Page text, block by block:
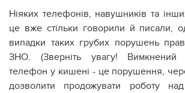
Ніяких телефонів, навушників та
це вже стільки говорили й писали,
випадки таких грубих порушень
ЗНО. (Зверніть увагу! Вимкнений
телефон у кишені - це порушення,
дозволити продожувати роботу